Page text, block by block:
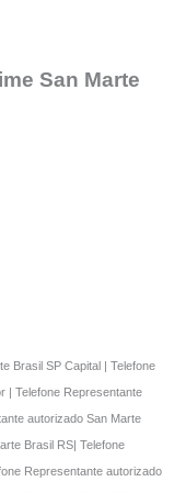
San Marte
Brasil SP Capital | Telefone
| Telefone Representante
autorizado San Marte
Brasil RS| Telefone
Representante autorizado